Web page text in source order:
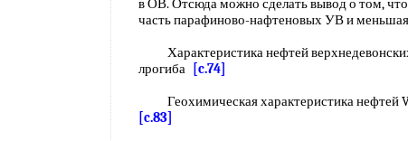
в ОВ. Отсюда можно сделать вывод о том,
часть парафиново-нафтеновых УВ и
Характеристика нефтей
лрогиба
[c.74]
Геохимическая характеристика нефтей
[c.83]